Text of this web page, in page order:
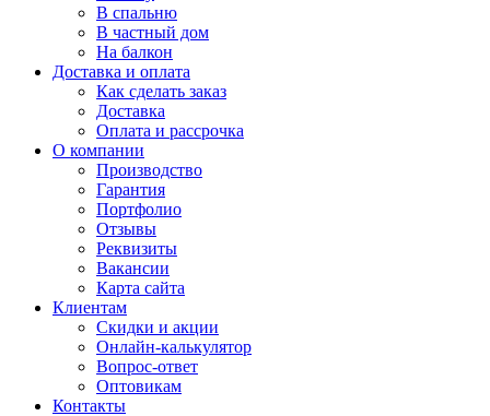
В спальню
В частный дом
На балкон
Доставка и оплата
Как сделать заказ
Доставка
Оплата и рассрочка
О компании
Производство
Гарантия
Портфолио
Отзывы
Реквизиты
Вакансии
Карта сайта
Клиентам
Скидки и акции
Онлайн-калькулятор
Вопрос-ответ
Оптовикам
Контакты